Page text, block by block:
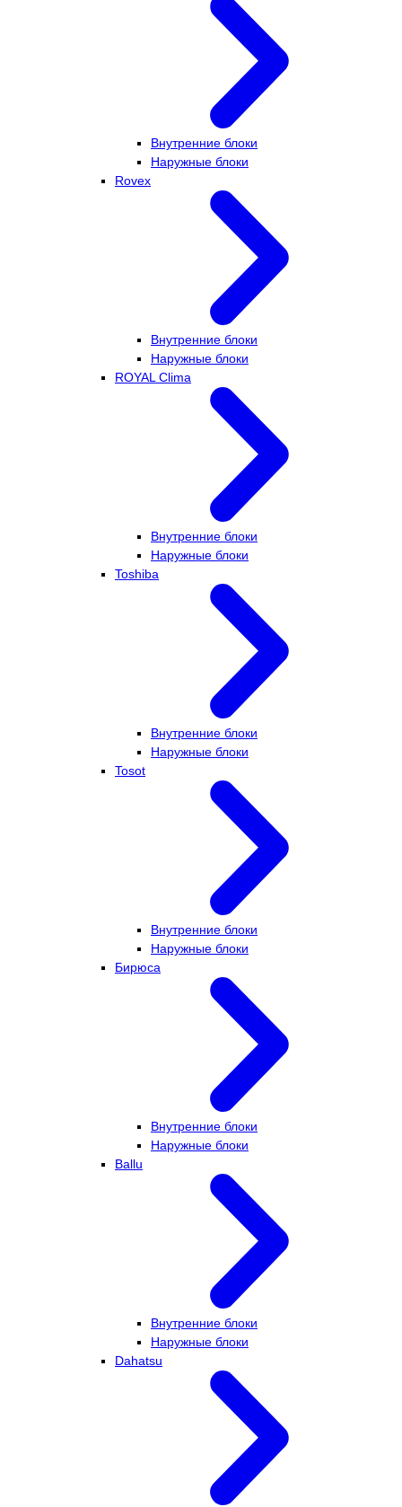
Внутренние блоки
Наружные блоки
Rovex
Внутренние блоки
Наружные блоки
ROYAL Clima
Внутренние блоки
Наружные блоки
Toshiba
Внутренние блоки
Наружные блоки
Tosot
Внутренние блоки
Наружные блоки
Бирюса
Внутренние блоки
Наружные блоки
Ballu
Внутренние блоки
Наружные блоки
Dahatsu